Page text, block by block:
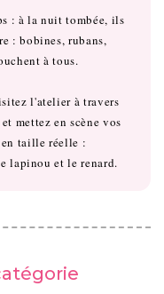
: à la nuit tombée, ils
: bobines, rubans,
à tous.
l'atelier à travers
mettez en scène vos
taille réelle :
lapinou et le renard.